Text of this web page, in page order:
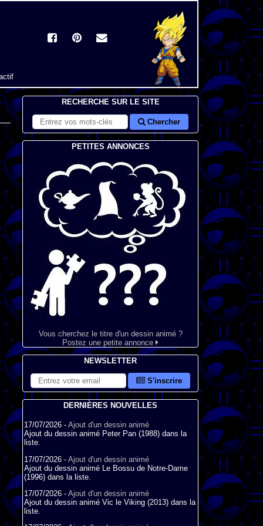
RECHERCHE SUR LE SITE
Chercher
PETITES ANNONCES
Vous cherchez le titre d'un dessin animé ?
Postez une petite annonce
NEWSLETTER
S'inscrire
DERNIÈRES NOUVELLES
17/07/2026 - Ajout d'un dessin animé
Ajout du dessin animé Peter Pan (1988) dans la
liste.
17/07/2026 - Ajout d'un dessin animé
Ajout du dessin animé Le Bossu de Notre-Dame
(1996) dans la liste.
17/07/2026 - Ajout d'un dessin animé
Ajout du dessin animé Vic le Viking (2013) dans la
liste.